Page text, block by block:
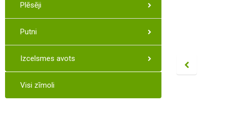
Plēsēji
Putni
Izcelsmes avots
Visi zīmoli